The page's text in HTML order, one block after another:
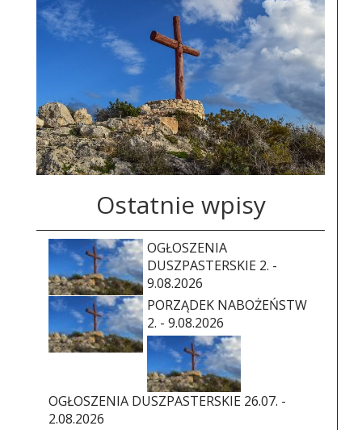
Ostatnie wpisy
OGŁOSZENIA
DUSZPASTERSKIE 2. -
9.08.2026
PORZĄDEK NABOŻEŃSTW
2. - 9.08.2026
OGŁOSZENIA DUSZPASTERSKIE 26.07. -
2.08.2026